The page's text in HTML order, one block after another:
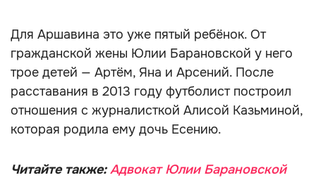
Для Аршавина это уже пятый ребёнок. От
гражданской жены Юлии Барановской у него
трое детей — Артём, Яна и Арсений. После
расставания в 2013 году футболист построил
отношения с журналисткой Алисой Казьминой,
которая родила ему дочь Есению.
Читайте также:Адвокат Юлии Барановской